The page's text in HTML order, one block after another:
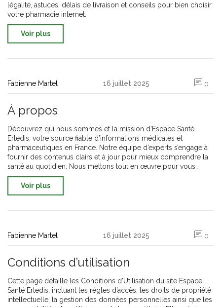
légalité, astuces, délais de livraison et conseils pour bien choisir
votre pharmacie internet.
Voir plus
Fabienne Martel 16 juillet 2025 0
À propos
Découvrez qui nous sommes et la mission d’Espace Santé
Ertedis, votre source fiable d’informations médicales et
pharmaceutiques en France. Notre équipe d’experts s’engage à
fournir des contenus clairs et à jour pour mieux comprendre la
santé au quotidien. Nous mettons tout en œuvre pour vous
accompagner et répondre à vos besoins en matière de
prévention et de traitement. Bénéficiez d’un accompagnement
personnalisé, de conseils experts et d’informations validées
Ertedis s’inscrit comme votre partenaire de confiance dans la
Voir plus
Fabienne Martel 16 juillet 2025 0
Conditions d’utilisation
Cette page détaille les Conditions d’Utilisation du site Espace
Santé Ertedis, incluant les règles d’accès, les droits de propriété
intellectuelle, la gestion des données personnelles ainsi que les